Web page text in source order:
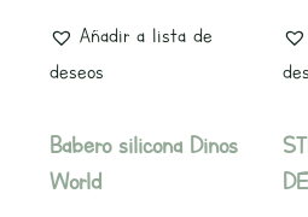
Añadir a lista de
deseos
Babero silicona Dinos
World